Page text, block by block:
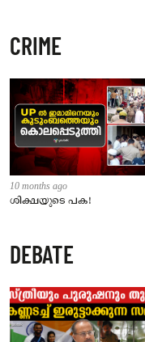
CRIME
10 months ago
ശിക്ഷയുടെ പക!
DEBATE